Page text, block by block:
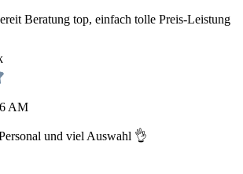
Beratung top, einfach tolle Preis-Leistung
AM
und viel Auswahl 👌